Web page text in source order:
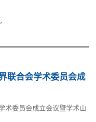
联合会学术委员会成
术委员会成立会议暨学术山